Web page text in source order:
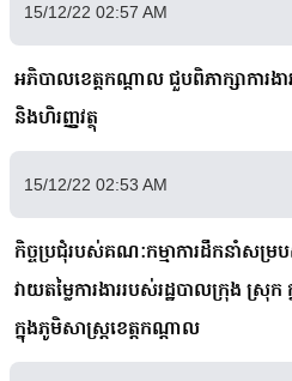
15/12/22 02:57 AM
អភិបាលខេត្តកណ្ដាល ជួបពិភាក្សាការង
និងហិរញ្ញវត្ថុ
15/12/22 02:53 AM
កិច្ចប្រជុំរបស់គណៈកម្មាការដឹកនាំសម្
វាយតម្លៃការងាររបស់រដ្ឋបាលក្រុង ស្
ក្នុងភូមិសាស្រ្តខេត្តកណ្ដាល